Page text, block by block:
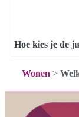
Hoe kies je de
Wonen >